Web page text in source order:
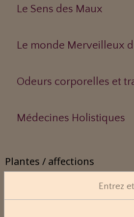
Le Sens des Maux
Le monde Merveilleux
Odeurs corporelles et
Médecines Holistiques
Plantes / affections
Acouphènes
Entrez